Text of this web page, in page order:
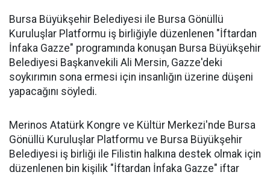
Bursa Büyükşehir Belediyesi ile Bursa Gönüllü
Kuruluşlar Platformu iş birliğiyle düzenlenen "İftardan
İnfaka Gazze" programında konuşan Bursa Büyükşehir
Belediyesi Başkanvekili Ali Mersin, Gazze'deki
soykırımın sona ermesi için insanlığın üzerine düşeni
yapacağını söyledi.
Merinos Atatürk Kongre ve Kültür Merkezi'nde Bursa
Gönüllü Kuruluşlar Platformu ve Bursa Büyükşehir
Belediyesi iş birliği ile Filistin halkına destek olmak için
düzenlenen bin kişilik "İftardan İnfaka Gazze" iftar